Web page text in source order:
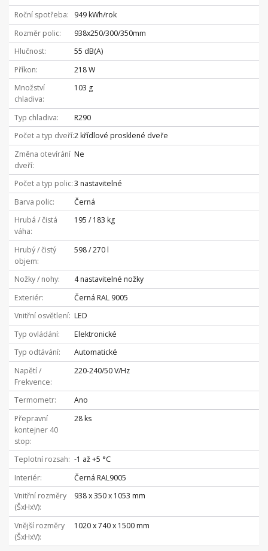
Roční spotřeba
949 kWh/rok
Rozměr polic
938x250/300/350mm
Hlučnost
55 dB(A)
Příkon
218 W
Množství
chladiva
103 g
Typ chladiva
R290
Počet a typ dveří2 křídlové prosklené dveře
Změna otevírání
dveří
Ne
Počet a typ polic 3 nastavitelné
Barva polic
Černá
Hrubá / čistá
váha
195 / 183 kg
Hrubý / čistý
objem
598 / 270 l
Nožky / nohy
4 nastavitelné nožky
Exteriér
Černá RAL 9005
Vnitřní osvětlení LED
Typ ovládání
Elektronické
Typ odtávání
Automatické
Napětí /
Frekvence
220-240/50 V/Hz
Termometr
Ano
Přepravní
kontejner 40
stop
28 ks
Teplotní rozsah
-1 až +5 °C
Interiér
Černá RAL9005
Vnitřní rozměry
(ŠxHxV)
938 x 350 x 1053 mm
Vnější rozměry
(ŠxHxV)
1020 x 740 x 1500 mm